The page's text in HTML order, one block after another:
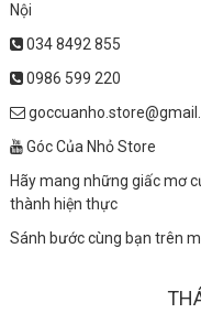
Nội
034 8492 855
0986 599 220
Góc Của Nhỏ Store
Hãy mang những giấc mơ
thành hiện thực
Sánh bước cùng bạn trên